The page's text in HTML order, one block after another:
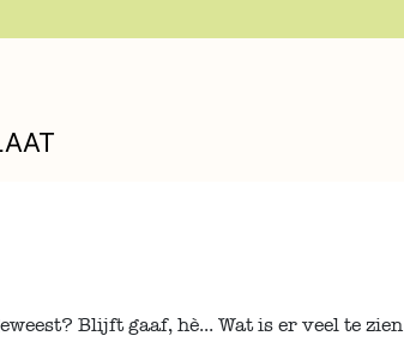
Blijft gaaf, hè... Wat is er veel te zien